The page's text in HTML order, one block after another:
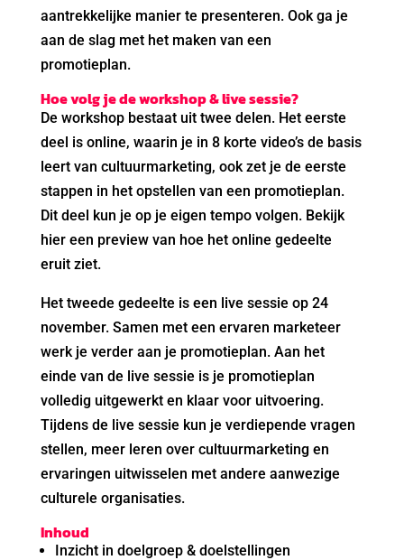
aantrekkelijke manier te presenteren. Ook ga je
aan de slag met het maken van een
promotieplan.
Hoe volg je de workshop & live sessie?
De workshop bestaat uit twee delen. Het eerste
deel is online, waarin je in 8 korte video’s de basis
leert van cultuurmarketing, ook zet je de eerste
stappen in het opstellen van een promotieplan.
Dit deel kun je op je eigen tempo volgen. Bekijk
hier een preview van hoe het online gedeelte
eruit ziet.
Het tweede gedeelte is een live sessie op 24
november. Samen met een ervaren marketeer
werk je verder aan je promotieplan. Aan het
einde van de live sessie is je promotieplan
volledig uitgewerkt en klaar voor uitvoering.
Tijdens de live sessie kun je verdiepende vragen
stellen, meer leren over cultuurmarketing en
ervaringen uitwisselen met andere aanwezige
culturele organisaties.
Inhoud
Inzicht in doelgroep & doelstellingen